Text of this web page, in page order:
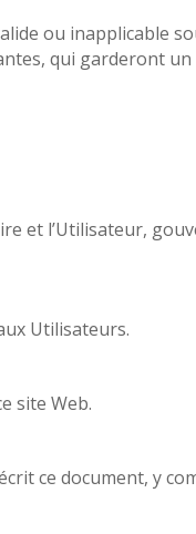
ou inapplicable
qui garderont
et l’Utilisateur,
Utilisateurs.
site Web.
ce document, y